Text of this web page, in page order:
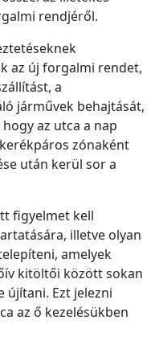
rendjéről.
az új forgalmi rendet,
a
járművek behajtását,
az utca a nap
zónaként
után kerül sor a
figyelmet kell
illetve olyan
amelyek
kitöltői között sokan
újítani. Ezt jelezni
az ő kezelésükben